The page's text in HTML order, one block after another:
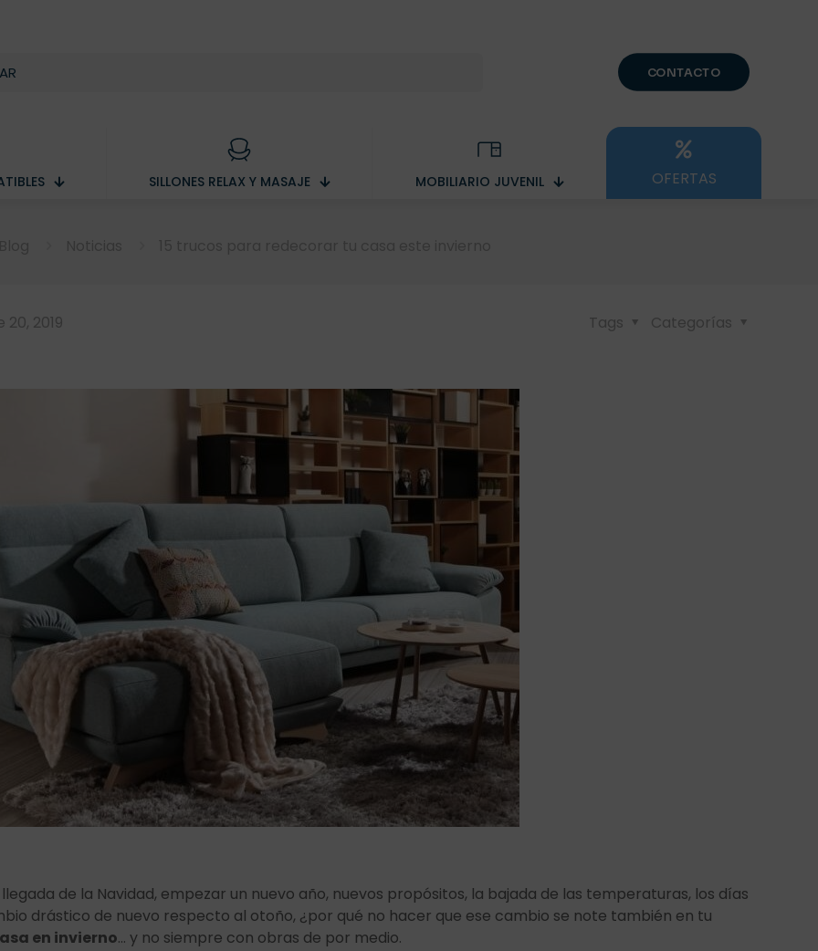
CONTACTO
SILLONES RELAX Y MASAJE MOBILIARIO JUVENIL OFERTAS
2019 Categorías
Tags
de la Navidad, empezar un nuevo año, nuevos propósitos, la bajada de las temperaturas, los días
drástico de nuevo respecto al otoño, ¿por qué no hacer que ese cambio se note también en tu
en invierno… y no siempre con obras de por medio.